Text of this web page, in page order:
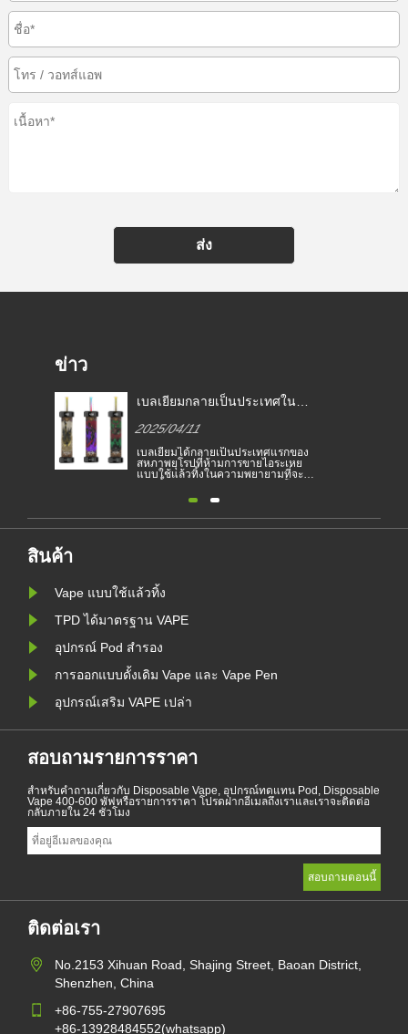
ส่ง
ข่าว
เบลเยียมกลายเป็นประเทศใน
อิเล็กทรอนิกส์ที่ใช้แล้วทิ้ง
2025/04/11
เบลเยียมได้กลายเป็นประเทศแรกของ
สหภาพยุโรปที่ห้ามการขายไอระเหย
แบบใช้แล้วทิ้งในความพยายามที่จะ
และเพื่อปกป้องสิ่งแวดล้อม การขาย
แบนในเบลเยียมเกี่ยวกับสุขภาพและสิ่ง
แวดล้อมตั้งแต่วันที่ 1 มกราคม การ
สินค้า
Vape แบบใช้แล้วทิ้ง
TPD ได้มาตรฐาน VAPE
อุปกรณ์ Pod สำรอง
การออกแบบดั้งเดิม Vape และ Vape Pen
อุปกรณ์เสริม VAPE เปล่า
สอบถามรายการราคา
สำหรับคำถามเกี่ยวกับ Disposable Vape, อุปกรณ์ทดแทน Pod, Disposable
Vape 400-600 พัฟหรือรายการราคา โปรดฝากอีเมลถึงเราและเราจะติดต่อ
กลับภายใน 24 ชั่วโมง
ติดต่อเรา
No.2153 Xihuan Road, Shajing Street, Baoan District,
Shenzhen, China
+86-755-27907695
+86-13928484552(whatsapp)